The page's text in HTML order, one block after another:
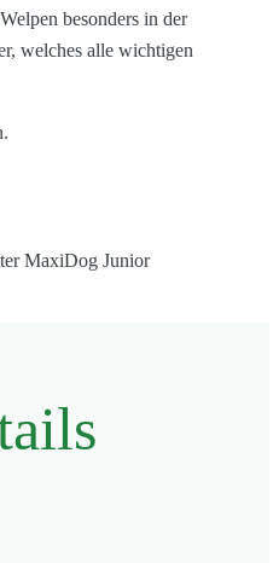
besonders in der
welches alle wichtigen